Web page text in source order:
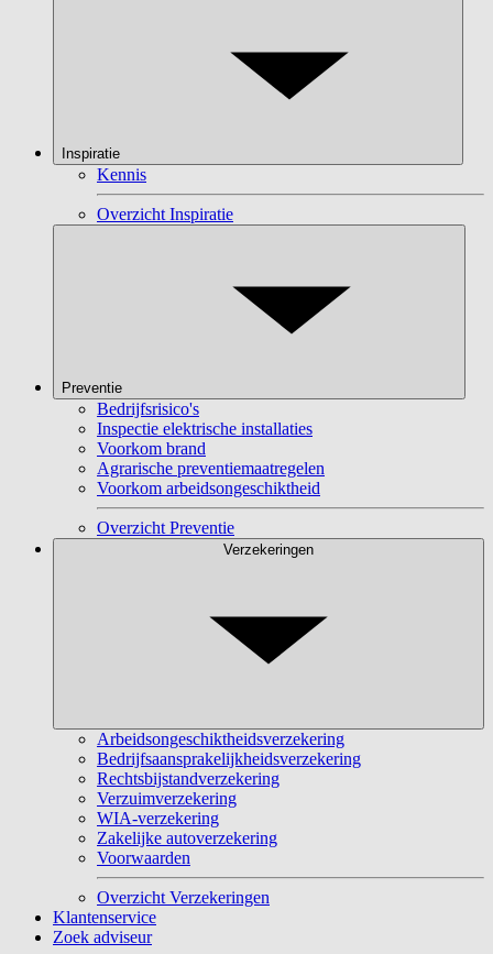
Inspiratie
Kennis
Overzicht Inspiratie
Preventie
Bedrijfsrisico's
Inspectie elektrische installaties
Voorkom brand
Agrarische preventiemaatregelen
Voorkom arbeidsongeschiktheid
Overzicht Preventie
Verzekeringen
Arbeidsongeschiktheidsverzekering
Bedrijfsaansprakelijkheidsverzekering
Rechtsbijstandverzekering
Verzuimverzekering
WIA-verzekering
Zakelijke autoverzekering
Voorwaarden
Overzicht Verzekeringen
Klantenservice
Zoek adviseur